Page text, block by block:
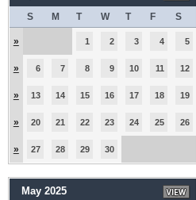
S M T W T F S
» 1 2 3 4 5
» 6 7 8 9 10 11 12
» 13 14 15 16 17 18 19
» 20 21 22 23 24 25 26
» 27 28 29 30
May 2025